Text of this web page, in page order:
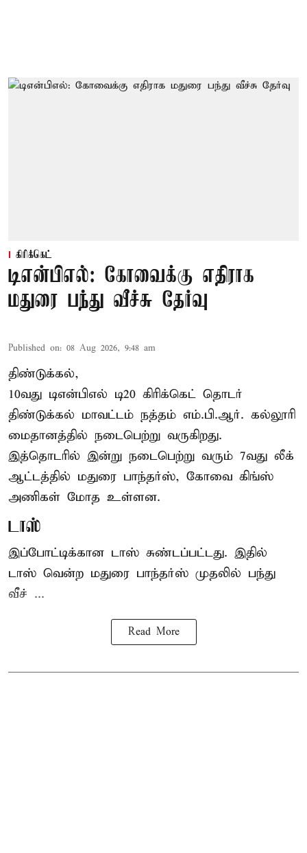
கிரிக்கெட்
டிஎன்பிஎல்: கோவைக்கு எதிராக
மதுரை பந்து வீச்சு தேர்வு
Published on: 08 Aug 2026, 9:48 am
திண்டுக்கல்,
10வது டிஎன்பிஎல் டி20 கிரிக்கெட் தொடர்
திண்டுக்கல் மாவட்டம் நத்தம் எம்.பி.ஆர். கல்லூரி
மைதானத்தில் நடைபெற்று வருகிறது.
இத்தொடரில் இன்று நடைபெற்று வரும் 7வது லீக்
ஆட்டத்தில் மதுரை பாந்தர்ஸ், கோவை கிங்ஸ்
அணிகள் மோத உள்ளன.
டாஸ்
இப்போட்டிக்கான டாஸ் சுண்டப்பட்டது. இதில்
டாஸ் வென்ற மதுரை பாந்தர்ஸ் முதலில் பந்து
வீச் ...
Read More